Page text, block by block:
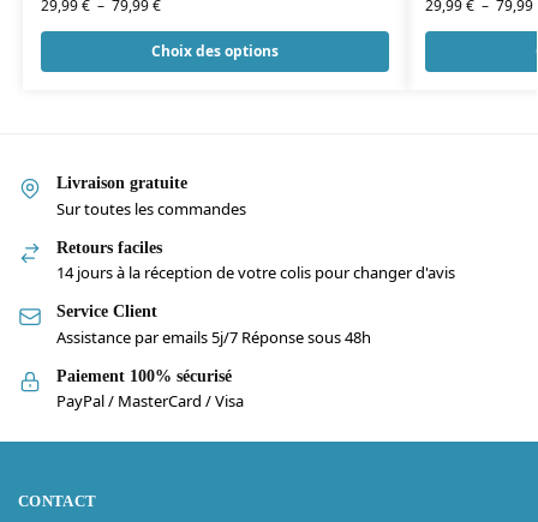
29,99€ – 79,99€
Choix des options
29,99€ – 79,99
Livraison gratuite
Sur toutes les commandes
Retours faciles
14 jours à la réception de votre colis pour changer d'avis
Service Client
Assistance par emails 5j/7 Réponse sous 48h
Paiement 100% sécurisé
PayPal / MasterCard / Visa
CONTACT